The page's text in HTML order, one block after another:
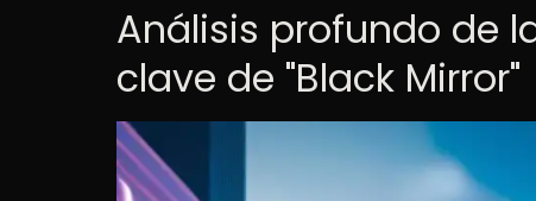
Análisis profundo de
clave de "Black Mirror"